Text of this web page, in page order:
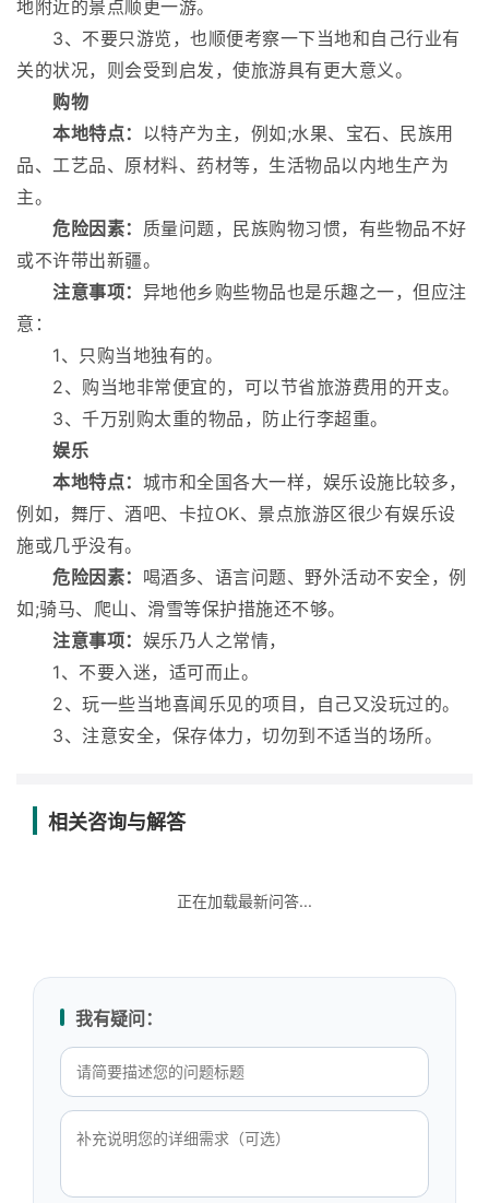
地附近的景点顺更一游。
3、不要只游览，也顺便考察一下当地和自己行业有
关的状况，则会受到启发，使旅游具有更大意义。
购物
本地特点： 以特产为主，例如;水果、宝石、民族用
品、工艺品、原材料、药材等，生活物品以内地生产为
主。
危险因素： 质量问题，民族购物习惯，有些物品不好
或不许带出新疆。
注意事项： 异地他乡购些物品也是乐趣之一，但应注
意：
1、只购当地独有的。
2、购当地非常便宜的，可以节省旅游费用的开支。
3、千万别购太重的物品，防止行李超重。
娱乐
本地特点： 城市和全国各大一样，娱乐设施比较多，
例如，舞厅、酒吧、卡拉OK、景点旅游区很少有娱乐设
施或几乎没有。
危险因素： 喝酒多、语言问题、野外活动不安全，例
如;骑马、爬山、滑雪等保护措施还不够。
注意事项： 娱乐乃人之常情，
1、不要入迷，适可而止。
2、玩一些当地喜闻乐见的项目，自己又没玩过的。
3、注意安全，保存体力，切勿到不适当的场所。
相关咨询与解答
正在加载最新问答...
我有疑问：